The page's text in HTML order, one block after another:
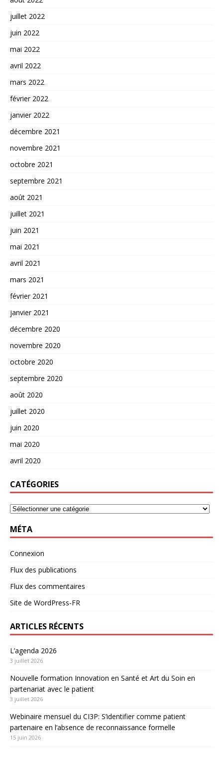
juillet 2022
juin 2022
mai 2022
avril 2022
mars 2022
février 2022
janvier 2022
décembre 2021
novembre 2021
octobre 2021
septembre 2021
août 2021
juillet 2021
juin 2021
mai 2021
avril 2021
mars 2021
février 2021
janvier 2021
décembre 2020
novembre 2020
octobre 2020
septembre 2020
août 2020
juillet 2020
juin 2020
mai 2020
avril 2020
CATÉGORIES
MÉTA
Connexion
Flux des publications
Flux des commentaires
Site de WordPress-FR
ARTICLES RÉCENTS
L’agenda 2026
3 juillet 2026
Nouvelle formation Innovation en Santé et Art du Soin en
partenariat avec le patient
3 juillet 2026
Webinaire mensuel du CI3P: S’identifier comme patient
partenaire en l’absence de reconnaissance formelle
15 juin 2026